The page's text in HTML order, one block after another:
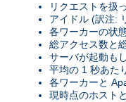
リクエストを扱
アイドル (訳注:
各ワーカーの状
総アクセス数と
サーバが起動も
平均の 1 秒あた
各ワーカーと
現時点のホスト